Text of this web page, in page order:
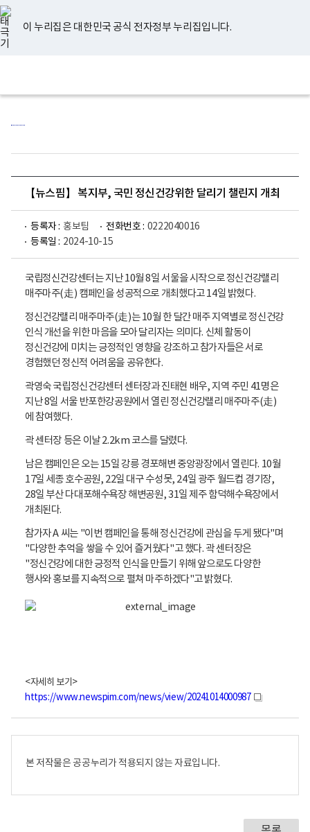
너
비
767px
이
하
이 누리집은 대한민국 공식 전자정부 누리집입니다.
지
검
메
홈
【뉴스핌】 복지부, 국민 정신건강위한 달리기 챌린지 개최
등록자 : 홍보팀 전화번호 : 0222040016
등록일 : 2024-10-15
국립정신건강센터는 지난 10월 8일 서울을 시작으로 정신건강랠리
매주마주(走) 캠페인을 성공적으로 개최했다고 14일 밝혔다.
정신건강랠리 매주마주(走)는 10월 한 달간 매주 지역별로 정신건강
인식 개선을 위한 마음을 모아 달리자는 의미다. 신체 활동이
정신건강에 미치는 긍정적인 영향을 강조하고 참가자들은 서로
경험했던 정신적 어려움을 공유한다.
곽영숙 국립정신건강센터 센터장과 진태현 배우, 지역 주민 41명은
지난 8일 서울 반포한강공원에서 열린 정신건강랠리 매주마주(走)
에 참여했다.
곽 센터장 등은 이날 2.2km 코스를 달렸다.
남은 캠페인은 오는 15일 강릉 경포해변 중앙광장에서 열린다. 10월
17일 세종 호수공원, 22일 대구 수성못, 24일 광주 월드컵 경기장,
28일 부산 다대포해수욕장 해변공원, 31일 제주 함덕해수욕장에서
개최된다.
참가자 A 씨는 "이번 캠페인을 통해 정신건강에 관심을 두게 됐다"며
"다양한 추억을 쌓을 수 있어 즐거웠다"고 했다. 곽 센터장은
"정신건강에 대한 긍정적 인식을 만들기 위해 앞으로도 다양한
행사와 홍보를 지속적으로 펼쳐 마주하겠다"고 밝혔다.
<자세히 보기>
https://www.newspim.com/news/view/20241014000987 새
창
본 저작물은 공공누리가 적용되지 않는 자료입니다.
유
튜
브
페
이
스
북
인
스
타
그
램
블
로
그